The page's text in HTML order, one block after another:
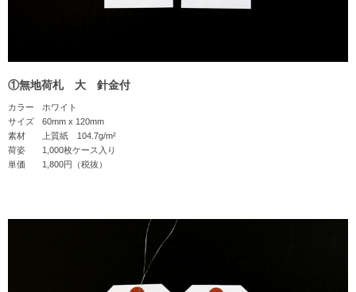
①無地荷札 大 針金付
カラー
ホワイト
サイズ
60mm x 120mm
素材
上質紙 104.7g/m²
荷姿
1,000枚ケース入り
単価
1,800円（税抜）